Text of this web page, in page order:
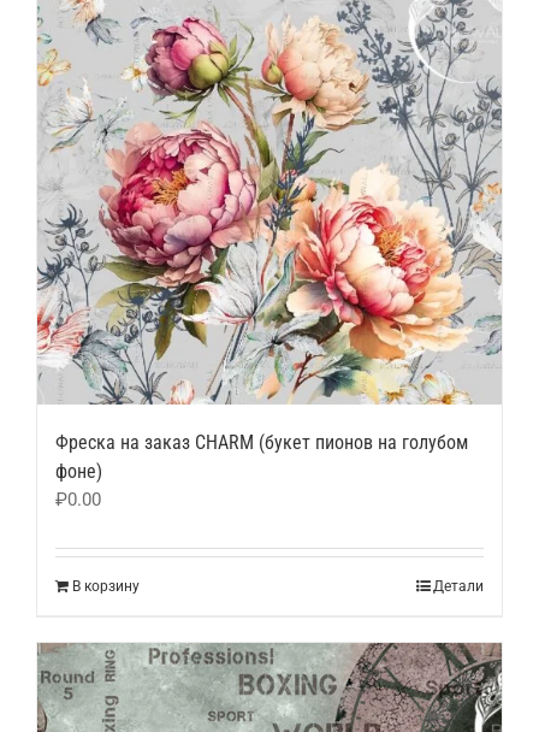
Фреска на заказ CHARM (букет пионов на голубом
фоне)
₽0.00
В корзину Детали